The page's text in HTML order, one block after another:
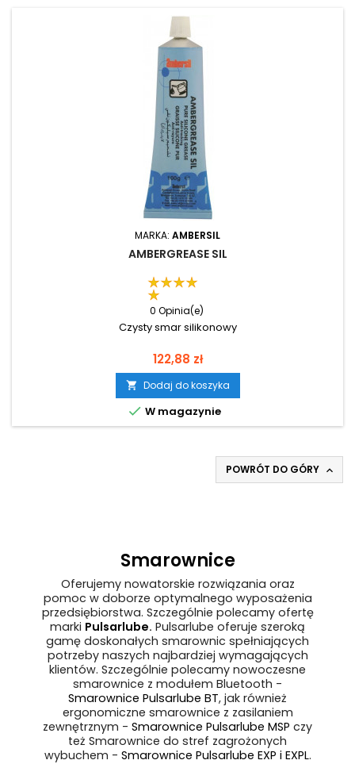
MARKA: AMBERSIL
AMBERGREASE SIL
0 Opinia(e)
Czysty smar silikonowy
Cena
122,88 zł
 Dodaj do koszyka
 W magazynie
POWRÓT DO GÓRY 
Smarownice
Oferujemy nowatorskie rozwiązania oraz
pomoc w doborze optymalnego wyposażenia
przedsiębiorstwa. Szczególnie polecamy ofertę
marki Pulsarlube. Pulsarlube oferuje szeroką
gamę doskonałych smarownic spełniających
potrzeby naszych najbardziej wymagających
klientów. Szczególnie polecamy nowoczesne
smarownice z modułem Bluetooth -
Smarownice Pulsarlube BT, jak również
ergonomiczne smarownice z zasilaniem
zewnętrznym - Smarownice Pulsarlube MSP czy
też Smarownice do stref zagrożonych
wybuchem - Smarownice Pulsarlube EXP i EXPL.